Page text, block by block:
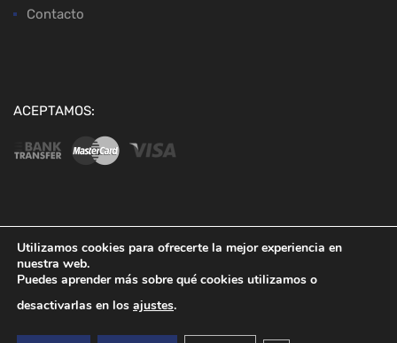
Contacto
ACEPTAMOS:
Utilizamos cookies para ofrecerte la mejor experiencia en
nuestra web.
Puedes aprender más sobre qué cookies utilizamos o
desactivarlas en los ajustes.